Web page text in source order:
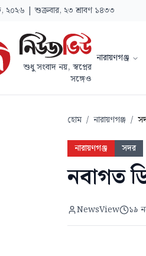
২০২৬ | শুক্রবার, ২৩ শ্রাবণ ১৪৩৩
শুধু সংবাদ নয়, স্বপ্নের
সঙ্গেও
নারায়ণগঞ্জ
হোম / নারায়ণগঞ্জ /
নারায়ণগঞ্জ সদর
নবাগত
NewsView ১৯